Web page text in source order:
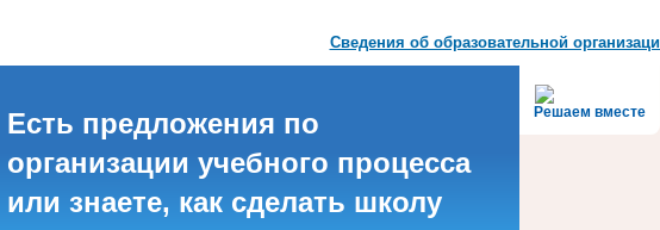
Сведения об образовательной
Решаем вместе
Есть предложения по
организации учебного процесса
или знаете, как сделать школу